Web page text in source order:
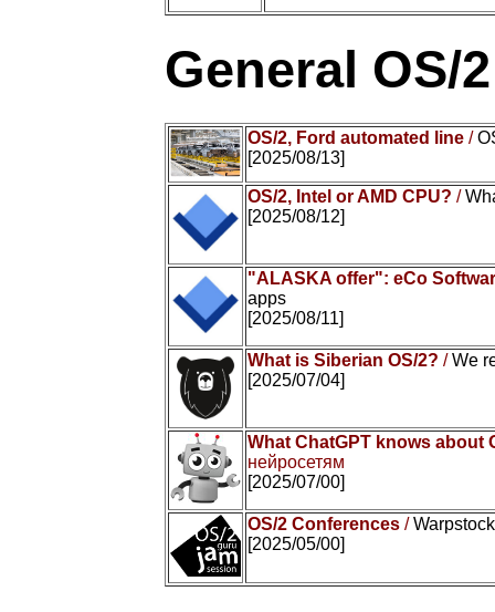
General OS/
OS/2, Ford automated line /
[2025/08/13]
OS/2, Intel or AMD CPU? /
[2025/08/12]
"ALASKA offer": eCo
apps
[2025/08/11]
What is Siberian OS/2? /We
[2025/07/04]
What ChatGPT knows about
нейросетям
[2025/07/00]
OS/2 Conferences /
[2025/05/00]